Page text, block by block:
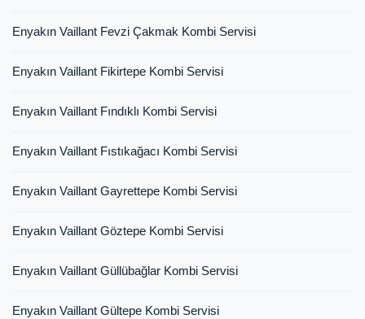
Enyakın Vaillant Fevzi Çakmak Kombi Servisi
Enyakın Vaillant Fikirtepe Kombi Servisi
Enyakın Vaillant Fındıklı Kombi Servisi
Enyakın Vaillant Fıstıkağacı Kombi Servisi
Enyakın Vaillant Gayrettepe Kombi Servisi
Enyakın Vaillant Göztepe Kombi Servisi
Enyakın Vaillant Güllübağlar Kombi Servisi
Enyakın Vaillant Gültepe Kombi Servisi